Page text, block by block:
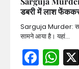
डबरी में लाश
Sarguja Murder:
सामने आया है। यहां…